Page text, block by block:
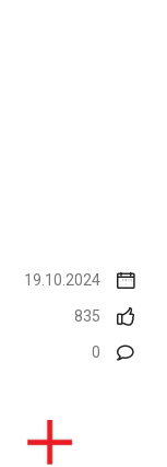
19.10.2024
835
0